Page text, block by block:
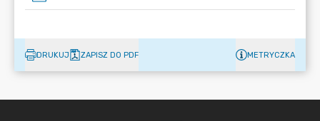
DRUKUJ ZAPISZ DO PDF METRYCZKA